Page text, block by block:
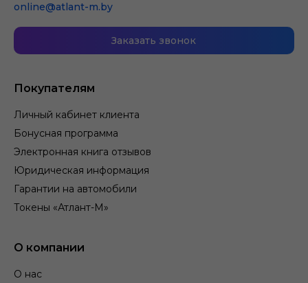
Покупателям
Личный кабинет клиента
Бонусная программа
Электронная книга отзывов
Юридическая информация
Гарантии на автомобили
Токены «Атлант-М»
О компании
О нас
online@atlant-m.by
Заказать звонок